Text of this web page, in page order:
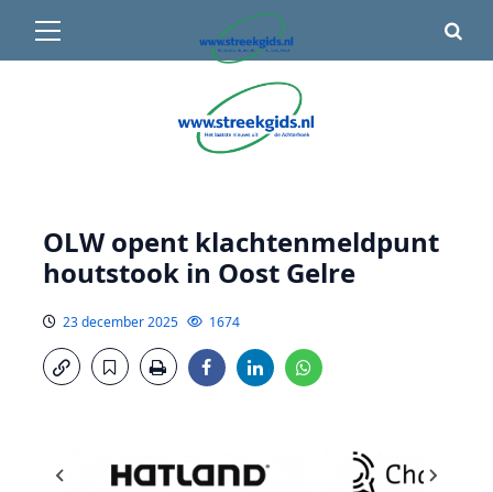
14°C• Vandaag 14° / 23°
menu
OLW opent klachtenmeldpunt
houtstook in Oost Gelre
23 december 2025 1674